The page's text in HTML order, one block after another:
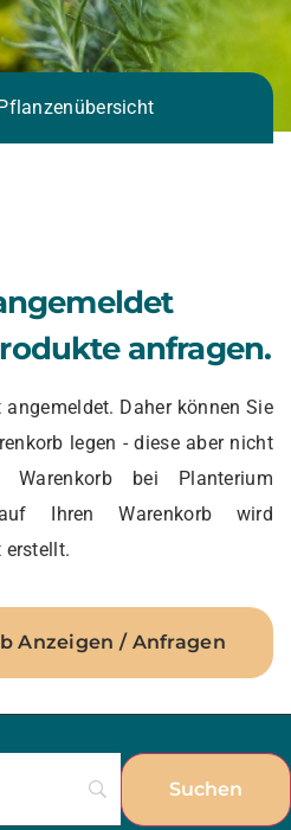
anfragen.
Daher können Sie
legen - diese aber nicht
Warenkorb bei Planterium
Ihren Warenkorb wird
erstellt.
Anzeigen / Anfragen